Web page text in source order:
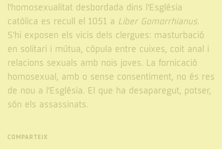
l'homosexualitat desbordada dins l'Església
catòlica es recull el 1051 a Liber Gomorrhianus.
S'hi exposen els vicis dels clergues: masturbació
en solitari i mútua, còpula entre cuixes, coit anal i
relacions sexuals amb nois joves. La fornicació
homosexual, amb o sense consentiment, no és res
de nou a l'Església. El que ha desaparegut, potser,
són els assassinats.
COMPARTEIX